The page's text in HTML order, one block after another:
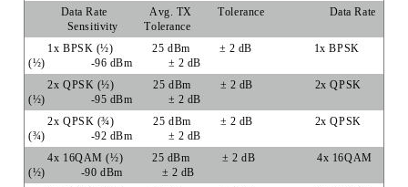
Data Rate
Avg. TX Tolerance
Data Rate
Sensitivity
Tolerance
1x BPSK (½)
25 dBm ± 2 dB
1x BPSK
(½)
-96 dBm
± 2 dB
2x QPSK (½)
25 dBm ± 2 dB
2x QPSK
(½)
-95 dBm
± 2 dB
2x QPSK (¾)
25 dBm ± 2 dB
2x QPSK
(¾)
-92 dBm
± 2 dB
4x 16QAM (½)
25 dBm ± 2 dB
4x 16QAM
(½)
-90 dBm
± 2 dB